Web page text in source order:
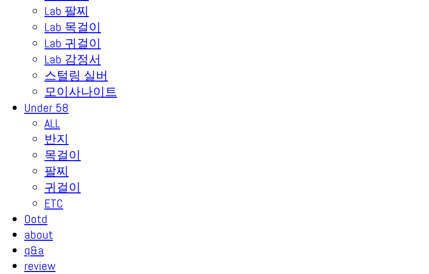
Lab 팔찌
Lab 목걸이
Lab 귀걸이
Lab 감정서
스털링 실버
모이사나이트
Under 58
ALL
반지
목걸이
팔찌
귀걸이
ETC
Ootd
about
q&a
review